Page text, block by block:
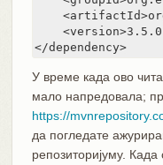
</dependency>
У време када ово
мало напредовала;
https://
да погледате
репозиторијуму. Када